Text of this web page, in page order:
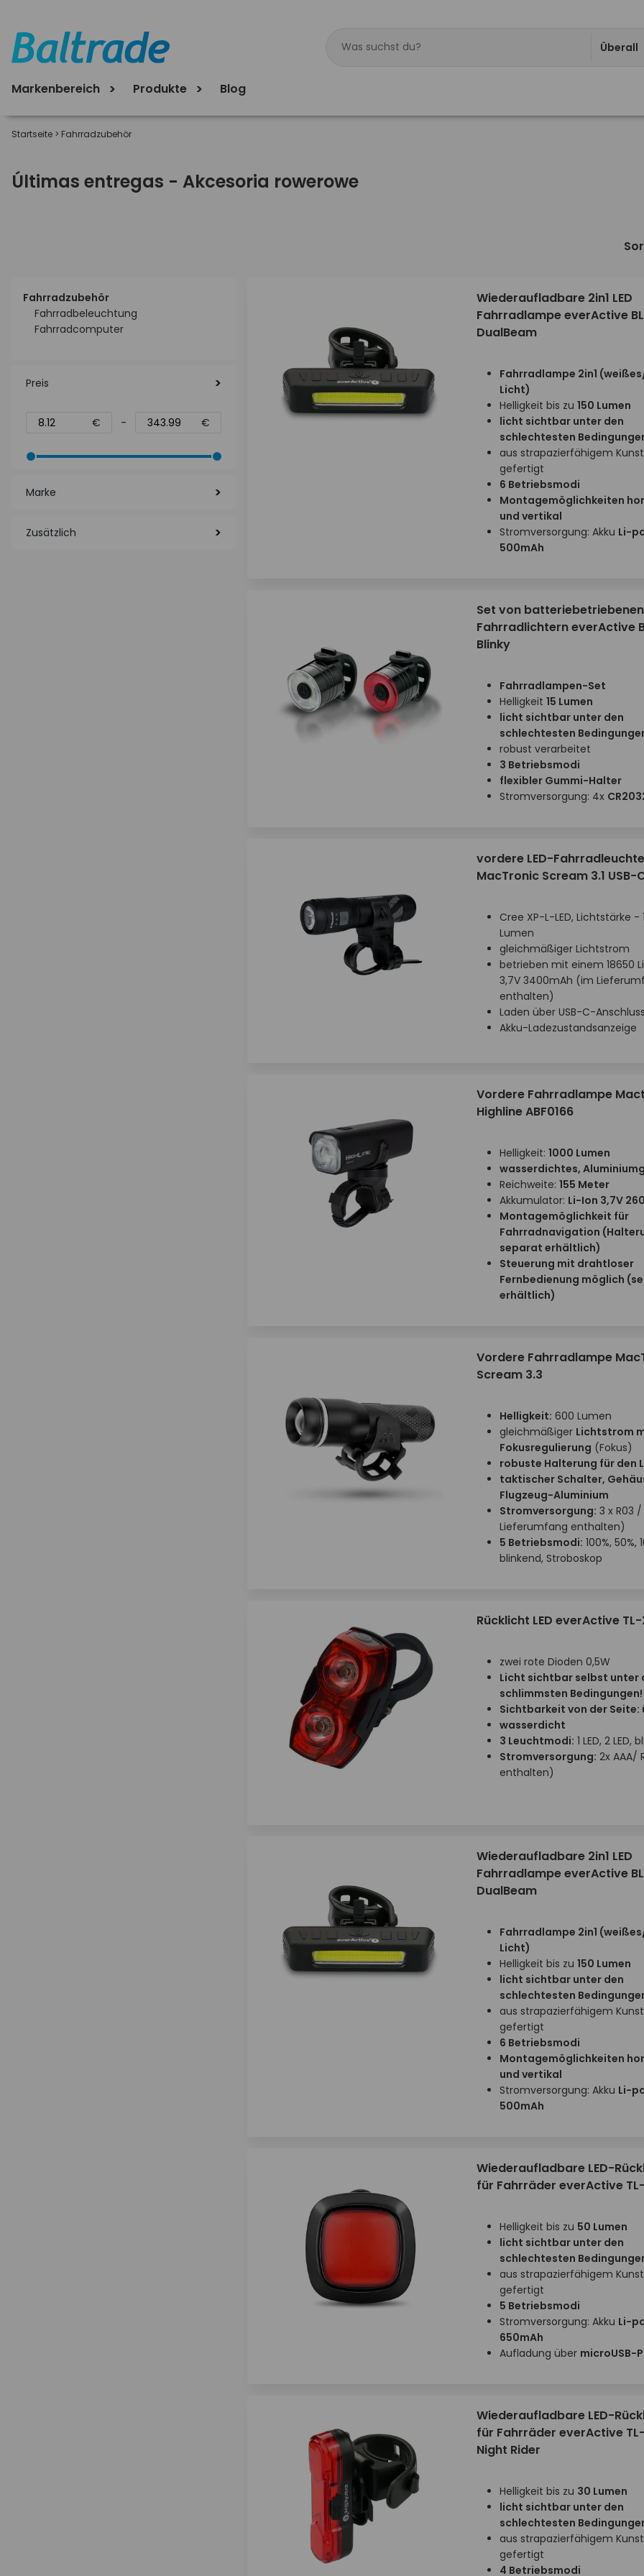
Überall
Produkte
Markenbereich Blog
Startseite > Fahrradzubehör
Últimas entregas - Akcesoria rowerowe
Fahrradzubehör
Fahrradbeleuchtung
Fahrradcomputer
Preis
€ - €
Marke
Zusätzlich
Wiederaufladbare 2in1 LED
Fahrradlampe everActive
DualBeam
Fahrradlampe 2in1
Licht)
Helligkeit bis zu 150 Lumen
licht sichtbar unter den
schlechtesten
aus strapazierfähigem
gefertigt
6 Betriebsmodi
Montagemöglichkeiten
und vertikal
Stromversorgung: Akku Li-
500mAh
Set von batteriebetriebenen
Fahrradlichtern everActive
Blinky
Fahrradlampen-Set
Helligkeit 15 Lumen
licht sichtbar unter den
schlechtesten
robust verarbeitet
3 Betriebsmodi
flexibler Gummi-Halter
Stromversorgung: 4x
vordere LED-Fahrradleuchte
MacTronic Scream 3.1 USB-
Cree XP-L-LED, Lichtstärke -
Lumen
gleichmäßiger Lichtstrom
betrieben mit einem 18650
3,7V 3400mAh (im
enthalten)
Laden über USB-C-Anschluss
Akku-Ladezustandsanzeige
Vordere Fahrradlampe
Highline ABF0166
Helligkeit: 1000 Lumen
wasserdichtes,
Reichweite: 155 Meter
Akkumulator: Li-Ion 3,7V
Montagemöglichkeit für
Fahrradnavigation
separat erhältlich)
Steuerung mit drahtloser
Fernbedienung möglich
erhältlich)
Vordere Fahrradlampe
Scream 3.3
Helligkeit: 600 Lumen
gleichmäßiger Lichtstrom
Fokusregulierung (Fokus)
robuste Halterung für den
taktischer Schalter,
Flugzeug-Aluminium
Stromversorgung: 3 x R03
Lieferumfang enthalten)
5 Betriebsmodi: 100%, 50%,
blinkend, Stroboskop
Rücklicht LED everActive TL-
zwei rote Dioden 0,5W
Licht sichtbar selbst unter
schlimmsten Bedingungen!
Sichtbarkeit von der Seite:
wasserdicht
3 Leuchtmodi: 1 LED, 2 LED,
Stromversorgung: 2x AAA/
enthalten)
Wiederaufladbare 2in1 LED
Fahrradlampe everActive
DualBeam
Fahrradlampe 2in1
Licht)
Helligkeit bis zu 150 Lumen
licht sichtbar unter den
schlechtesten
aus strapazierfähigem
gefertigt
6 Betriebsmodi
Montagemöglichkeiten
und vertikal
Stromversorgung: Akku Li-
500mAh
Wiederaufladbare LED-
für Fahrräder everActive TL-
Helligkeit bis zu 50 Lumen
licht sichtbar unter den
schlechtesten
aus strapazierfähigem
gefertigt
5 Betriebsmodi
Stromversorgung: Akku Li-
650mAh
Aufladung über microUSB-
Wiederaufladbare LED-
für Fahrräder everActive
Night Rider
Helligkeit bis zu 30 Lumen
licht sichtbar unter den
schlechtesten
aus strapazierfähigem
gefertigt
4 Betriebsmodi